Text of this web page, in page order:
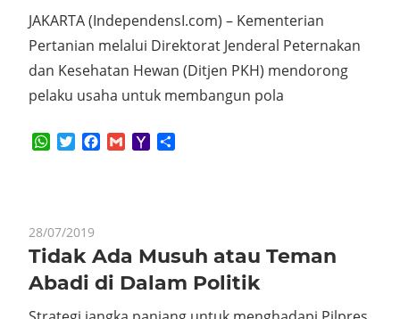
JAKARTA (IndependensI.com) – Kementerian
Pertanian melalui Direktorat Jenderal Peternakan
dan Kesehatan Hewan (Ditjen PKH) mendorong
pelaku usaha untuk membangun pola
WhatsApp
TwitterFacebook
GmailYahoo
28/07/2019
Tidak Ada Musuh atau Teman
Abadi di Dalam Politik